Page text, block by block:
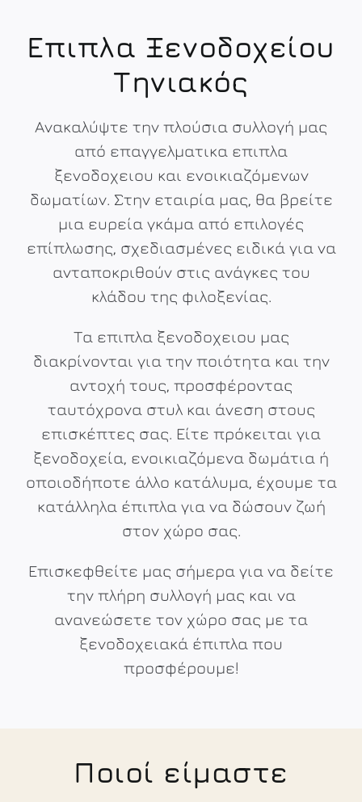
Επιπλα Ξενοδοχείου
Τηνιακός
Ανακαλύψτε την πλούσια συλλογή μας
από επαγγελματικα επιπλα
ξενοδοχειου​ και ενοικιαζόμενων
δωματίων. Στην εταιρία μας, θα βρείτε
μια ευρεία γκάμα από επιλογές
επίπλωσης, σχεδιασμένες ειδικά για να
ανταποκριθούν στις ανάγκες του
κλάδου της φιλοξενίας.
Τα επιπλα ξενοδοχειου μας
διακρίνονται για την ποιότητα και την
αντοχή τους, προσφέροντας
ταυτόχρονα στυλ και άνεση στους
επισκέπτες σας. Είτε πρόκειται για
ξενοδοχεία, ενοικιαζόμενα δωμάτια ή
οποιοδήποτε άλλο κατάλυμα, έχουμε τα
κατάλληλα έπιπλα για να δώσουν ζωή
στον χώρο σας.
Επισκεφθείτε μας σήμερα για να δείτε
την πλήρη συλλογή μας και να
ανανεώσετε τον χώρο σας με τα
ξενοδοχειακά έπιπλα που
προσφέρουμε!
Ποιοί είμαστε